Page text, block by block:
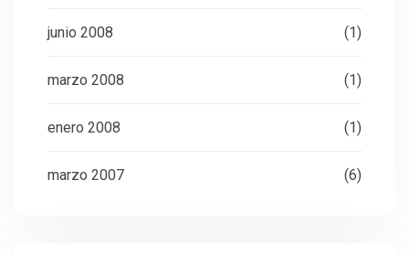
junio 2008 (1)
marzo 2008 (1)
enero 2008 (1)
marzo 2007 (6)